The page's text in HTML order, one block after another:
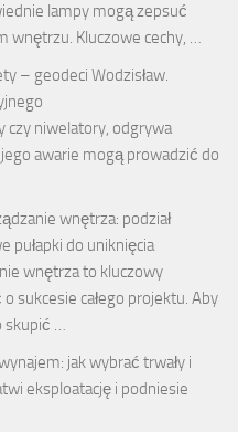
lampy mogą zepsuć
wnętrzu. Kluczowe cechy, …
– geodeci Wodzisław.
czy niwelatory, odgrywa
awarie mogą prowadzić do
wnętrza: podział
pułapki do uniknięcia
wnętrza to kluczowy
sukcesie całego projektu. Aby
skupić …
jak wybrać trwały i
eksploatację i podniesie